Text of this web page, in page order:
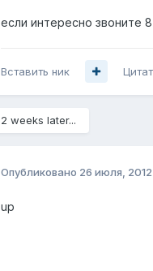
если интересно звоните
Вставить ник
2 weeks later...
Опубликовано 26 июля, 2012
up